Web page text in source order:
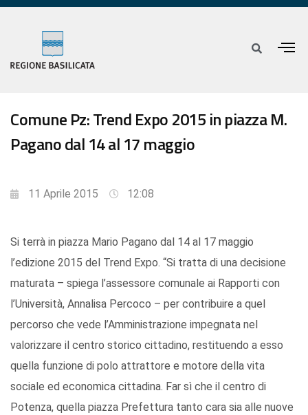
Comune Pz: Trend Expo 2015 in piazza M.
Pagano dal 14 al 17 maggio
11 Aprile 2015 12:08
Si terrà in piazza Mario Pagano dal 14 al 17 maggio
l’edizione 2015 del Trend Expo. “Si tratta di una decisione
maturata – spiega l’assessore comunale ai Rapporti con
l’Università, Annalisa Percoco – per contribuire a quel
percorso che vede l’Amministrazione impegnata nel
valorizzare il centro storico cittadino, restituendo a esso
quella funzione di polo attrattore e motore della vita
sociale ed economica cittadina. Far sì che il centro di
Potenza, quella piazza Prefettura tanto cara sia alle nuove